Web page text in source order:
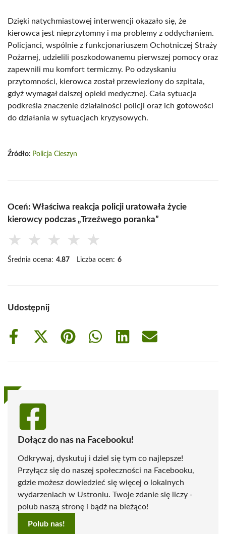
Dzięki natychmiastowej interwencji okazało się, że
kierowca jest nieprzytomny i ma problemy z oddychaniem.
Policjanci, wspólnie z funkcjonariuszem Ochotniczej Straży
Pożarnej, udzielili poszkodowanemu pierwszej pomocy oraz
zapewnili mu komfort termiczny. Po odzyskaniu
przytomności, kierowca został przewieziony do szpitala,
gdyż wymagał dalszej opieki medycznej. Cała sytuacja
podkreśla znaczenie działalności policji oraz ich gotowości
do działania w sytuacjach kryzysowych.
Źródło: Policja Cieszyn
Oceń: Właściwa reakcja policji uratowała życie
kierowcy podczas „Trzeźwego poranka”
★ ★ ★ ★ ★
Średnia ocena: 4.87 Liczba ocen: 6
Udostępnij
Share
Share
(Twitter)
Share
Share
Share
Share
Dołącz do nas na Facebooku!
Odkrywaj, dyskutuj i dziel się tym co najlepsze!
Przyłącz się do naszej społeczności na Facebooku,
gdzie możesz dowiedzieć się więcej o lokalnych
wydarzeniach w Ustroniu. Twoje zdanie się liczy -
polub naszą stronę i bądź na bieżąco!
Polub nas!